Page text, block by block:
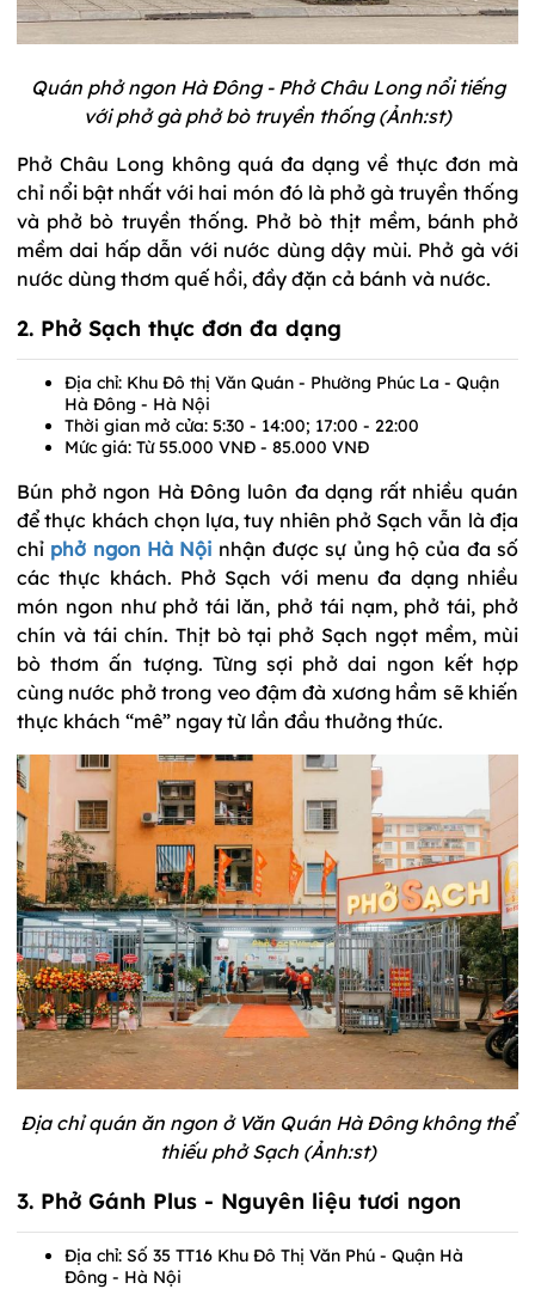
Quán phở ngon Hà Đông - Phở Châu Long nổi tiếng
với phở gà phở bò truyền thống (Ảnh:st)
Phở Châu Long không quá đa dạng về thực đơn mà
chỉ nổi bật nhất với hai món đó là phở gà truyền thống
và phở bò truyền thống. Phở bò thịt mềm, bánh phở
mềm dai hấp dẫn với nước dùng dậy mùi. Phở gà với
nước dùng thơm quế hồi, đầy đặn cả bánh và nước.
2. Phở Sạch thực đơn đa dạng
Địa chỉ: Khu Đô thị Văn Quán - Phường Phúc La - Quận
Hà Đông - Hà Nội
Thời gian mở cửa: 5:30 - 14:00; 17:00 - 22:00
Mức giá: Từ 55.000 VNĐ - 85.000 VNĐ
Bún phở ngon Hà Đông luôn đa dạng rất nhiều quán
để thực khách chọn lựa, tuy nhiên phở Sạch vẫn là địa
chỉ phở ngon Hà Nội nhận được sự ủng hộ của đa số
các thực khách. Phở Sạch với menu đa dạng nhiều
món ngon như phở tái lăn, phở tái nạm, phở tái, phở
chín và tái chín. Thịt bò tại phở Sạch ngọt mềm, mùi
bò thơm ấn tượng. Từng sợi phở dai ngon kết hợp
cùng nước phở trong veo đậm đà xương hầm sẽ khiến
thực khách “mê” ngay từ lần đầu thưởng thức.
Địa chỉ quán ăn ngon ở Văn Quán Hà Đông không thể
thiếu phở Sạch (Ảnh:st)
3. Phở Gánh Plus - Nguyên liệu tươi ngon
Địa chỉ: Số 35 TT16 Khu Đô Thị Văn Phú - Quận Hà
Đông - Hà Nội